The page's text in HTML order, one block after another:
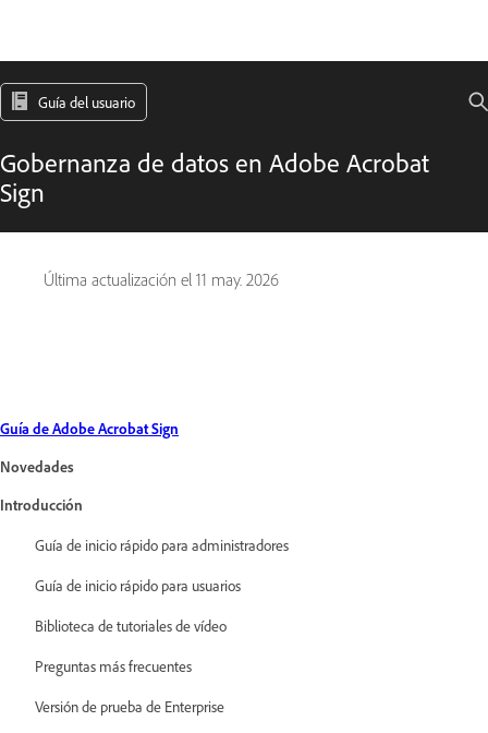
Guía del usuario
Gobernanza de datos en Adobe Acrobat
Sign
Última actualización el 11 may. 2026
Guía de Adobe Acrobat Sign
Novedades
Introducción
Guía de inicio rápido para administradores
Guía de inicio rápido para usuarios
Biblioteca de tutoriales de vídeo
Preguntas más frecuentes
Versión de prueba de Enterprise